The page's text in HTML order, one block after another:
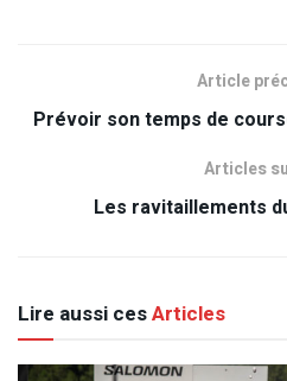
Article
Prévoir son temps de
Articles
Les ravitaillements
Lire aussi cesArticles